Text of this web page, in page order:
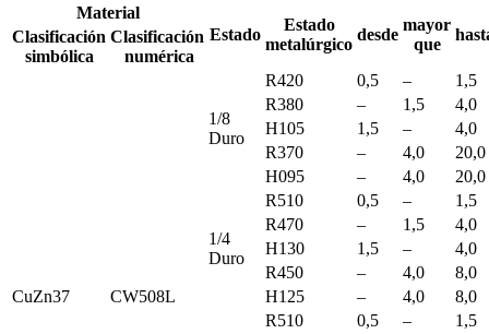
Material
Estado
Estado
metalúrgico
desde
mayor
que
Clasificación
simbólica
Clasificación
numérica
CuZn37 CW508L
1/8
Duro
R420 0,5 –
1,5
R380
– 1,5
4,0
H105
1,5 –
4,0
R370
– 4,0
20,0
H095
– 4,0 20,0
1/4
Duro
R510 0,5 –
1,5
R470
– 1,5
4,0
H130
1,5 –
4,0
R450
– 4,0
8,0
H125
– 4,0 8,0
R510 0,5 –
1,5